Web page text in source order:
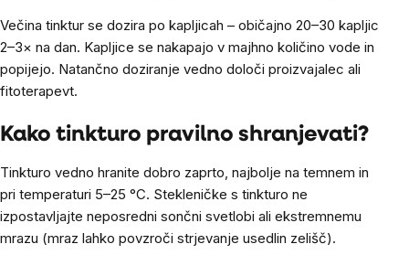
Večina tinktur se dozira po kapljicah – običajno 20–30 kapljic
2–3× na dan. Kapljice se nakapajo v majhno količino vode in
popijejo. Natančno doziranje vedno določi proizvajalec ali
fitoterapevt.
Kako tinkturo pravilno shranjevati?
Tinkturo vedno hranite dobro zaprto, najbolje na temnem in
pri temperaturi 5–25 °C. Stekleničke s tinkturo ne
izpostavljajte neposredni sončni svetlobi ali ekstremnemu
mrazu (mraz lahko povzroči strjevanje usedlin zelišč).